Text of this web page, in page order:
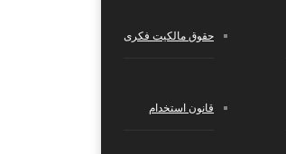
حقوق مالکیت فکری
قانون استخدام